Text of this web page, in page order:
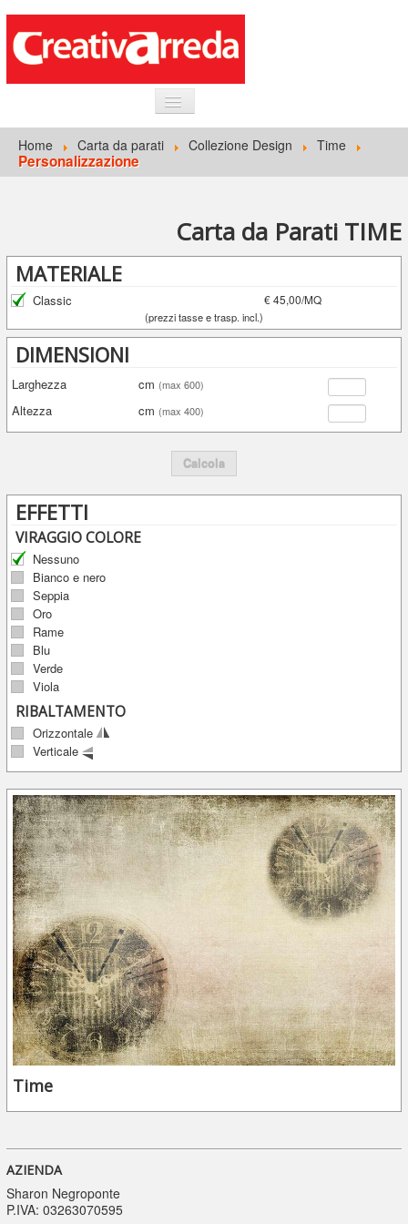
HOME
INFORMAZIONI GENERALI
Home Carta da parati Collezione Design Time
Personalizzazione
Carta da Parati TIME
MATERIALE
Classic € 45,00/MQ
(prezzi tasse e trasp. incl.)
DIMENSIONI
Larghezza cm (max 600)
Altezza cm (max 400)
Calcola
EFFETTI
VIRAGGIO COLORE
Nessuno
Bianco e nero
Seppia
Oro
Rame
Blu
Verde
Viola
RIBALTAMENTO
Orizzontale
Verticale
Time
AZIENDA
Sharon Negroponte
P.IVA: 03263070595